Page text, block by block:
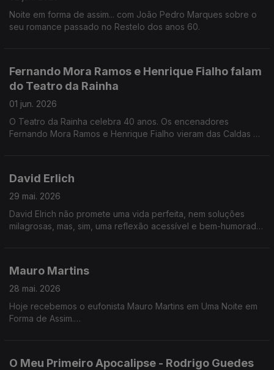
Noite em forma de assim... com João Pedro Marques sobre o
seu romance passado no Restelo dos anos 60.
Fernando Mora Ramos e Henrique Fialho falam
do Teatro da Rainha
01 jun. 2026
O Teatro da Rainha celebra 40 anos. Os encenadores
Fernando Mora Ramos e Henrique Fialho vieram das Caldas da
David Erlich
29 mai. 2026
David Elrich não promete uma vida perfeita, nem soluções
milagrosas, mas, sim, uma reflexão acessível e bem-humorada
Mauro Martins
28 mai. 2026
Hoje recebemos o eufonista Mauro Martins em Uma Noite em
Forma de Assim.
O Meu Primeiro Apocalipse - Rodrigo Guedes